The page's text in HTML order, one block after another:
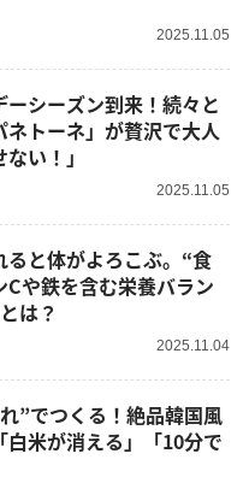
2025.11.05
ーシーズン到来！続々と
トーネ」が贅沢で大人
い！」
2025.11.05
ると体がよろこぶ。“食
や鉄を含む栄養バラン
は？
2025.11.04
”でつくる！絶品韓国風
白米が消える」「10分で